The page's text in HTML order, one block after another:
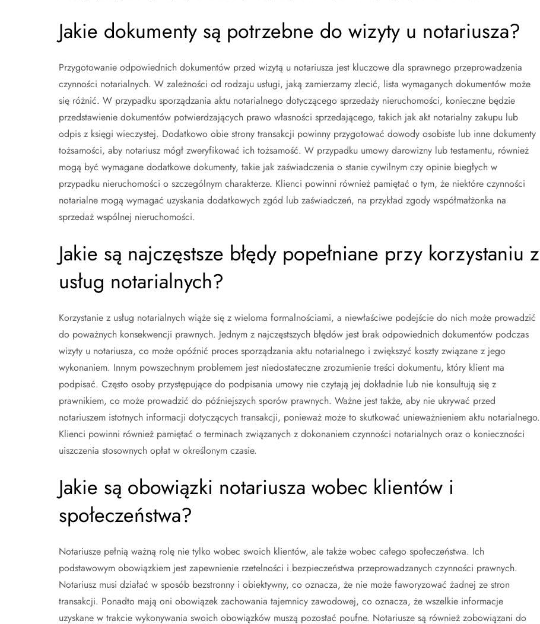
Jakie dokumenty są potrzebne do wizyty u notariusza?
Przygotowanie odpowiednich dokumentów przed wizytą u notariusza jest kluczowe dla sprawnego przeprowadzenia
czynności notarialnych. W zależności od rodzaju usługi, jaką zamierzamy zlecić, lista wymaganych dokumentów może
się różnić. W przypadku sporządzania aktu notarialnego dotyczącego sprzedaży nieruchomości, konieczne będzie
przedstawienie dokumentów potwierdzających prawo własności sprzedającego, takich jak akt notarialny zakupu lub
odpis z księgi wieczystej. Dodatkowo obie strony transakcji powinny przygotować dowody osobiste lub inne dokumenty
tożsamości, aby notariusz mógł zweryfikować ich tożsamość. W przypadku umowy darowizny lub testamentu, również
mogą być wymagane dodatkowe dokumenty, takie jak zaświadczenia o stanie cywilnym czy opinie biegłych w
przypadku nieruchomości o szczególnym charakterze. Klienci powinni również pamiętać o tym, że niektóre czynności
notarialne mogą wymagać uzyskania dodatkowych zgód lub zaświadczeń, na przykład zgody współmałżonka na
sprzedaż wspólnej nieruchomości.
Jakie są najczęstsze błędy popełniane przy korzystaniu z
usług notarialnych?
Korzystanie z usług notarialnych wiąże się z wieloma formalnościami, a niewłaściwe podejście do nich może prowadzić
do poważnych konsekwencji prawnych. Jednym z najczęstszych błędów jest brak odpowiednich dokumentów podczas
wizyty u notariusza, co może opóźnić proces sporządzania aktu notarialnego i zwiększyć koszty związane z jego
wykonaniem. Innym powszechnym problemem jest niedostateczne zrozumienie treści dokumentu, który klient ma
podpisać. Często osoby przystępujące do podpisania umowy nie czytają jej dokładnie lub nie konsultują się z
prawnikiem, co może prowadzić do późniejszych sporów prawnych. Ważne jest także, aby nie ukrywać przed
notariuszem istotnych informacji dotyczących transakcji, ponieważ może to skutkować unieważnieniem aktu notarialnego.
Klienci powinni również pamiętać o terminach związanych z dokonaniem czynności notarialnych oraz o konieczności
uiszczenia stosownych opłat w określonym czasie.
Jakie są obowiązki notariusza wobec klientów i
społeczeństwa?
Notariusze pełnią ważną rolę nie tylko wobec swoich klientów, ale także wobec całego społeczeństwa. Ich
podstawowym obowiązkiem jest zapewnienie rzetelności i bezpieczeństwa przeprowadzanych czynności prawnych.
Notariusz musi działać w sposób bezstronny i obiektywny, co oznacza, że nie może faworyzować żadnej ze stron
transakcji. Ponadto mają oni obowiązek zachowania tajemnicy zawodowej, co oznacza, że wszelkie informacje
uzyskane w trakcie wykonywania swoich obowiązków muszą pozostać poufne. Notariusze są również zobowiązani do